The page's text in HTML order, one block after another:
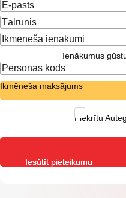
Ienākumus
Ikmēneša maksājums
Piekrītu